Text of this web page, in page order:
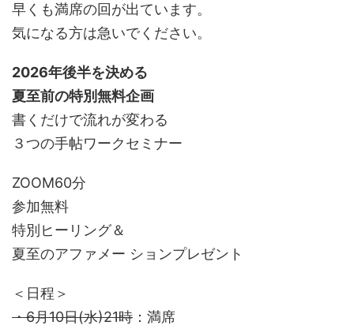
早くも満席の回が出ています。
気になる方は急いでください。
2026年後半を決める
夏至前の特別無料企画
書くだけで流れが変わる
３つの手帖ワークセミナー
ZOOM60分
参加無料
特別ヒーリング＆
夏至のアファメー ションプレゼント
＜日程＞
・6月10日(水)21時 ：満席